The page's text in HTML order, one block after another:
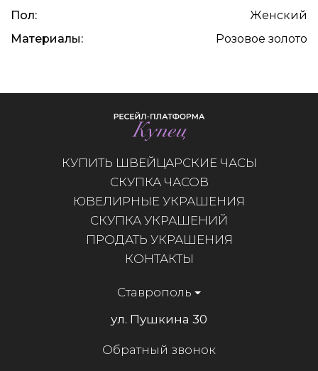
Пол:
Женский
Материалы:
Розовое золото
КУПИТЬ ШВЕЙЦАРСКИЕ ЧАСЫ
СКУПКА ЧАСОВ
ЮВЕЛИРНЫЕ УКРАШЕНИЯ
СКУПКА УКРАШЕНИЙ
ПРОДАТЬ УКРАШЕНИЯ
КОНТАКТЫ
Ставрополь
ул. Пушкина 30
Обратный звонок